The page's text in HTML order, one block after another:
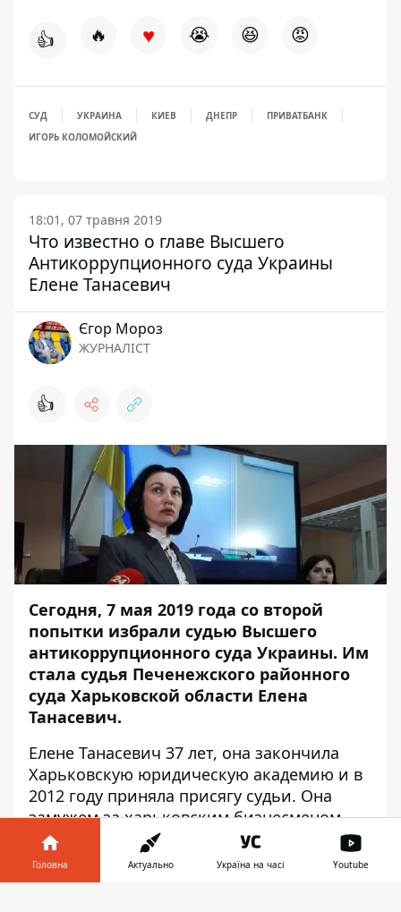
👍 🔥 ♥ 😭 😆 😡
СУД УКРАИНА КИЕВ ДНЕПР
ПРИВАТБАНК
ИГОРЬ КОЛОМОЙСКИЙ
18:01, 07 травня 2019
Что известно о главе Высшего
Антикоррупционного суда Украины
Елене Танасевич
Єгор Мороз
ЖУРНАЛІСТ
👍
Сегодня, 7 мая 2019 года со второй
попытки избрали судью Высшего
антикоррупционного суда Украины. Им
стала судья Печенежского районного
суда Харьковской области Елена
Танасевич.
Елене Танасевич 37 лет, она закончила
Харьковскую юридическую академию и в
2012 году приняла присягу судьи. Она
замужем за харьковским бизнесменом
Михаилом Танасевичем. Семья растит
сына Серафима.
Головна Актуально Україна на часі Youtube